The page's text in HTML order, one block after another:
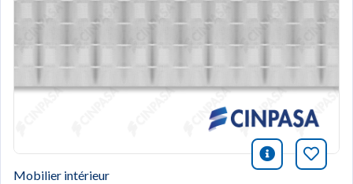
icono
Mobilier intérieur